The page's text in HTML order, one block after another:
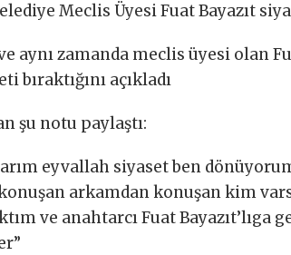
Meclis Üyesi Fuat Bayazıt
aynı zamanda meclis üyesi olan
bıraktığını açıkladı
şu notu paylaştı:
eyvallah siyaset ben
arkamdan konuşan kim
ve anahtarcı Fuat Bayazıt’lıga